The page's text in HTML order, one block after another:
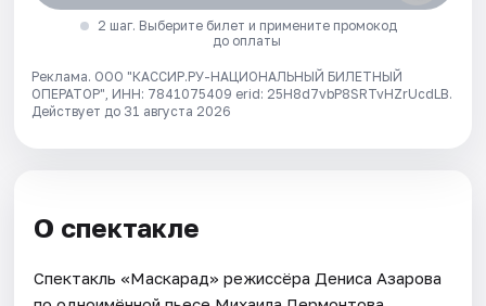
2 шаг. Выберите билет и примените промокод
до оплаты
Реклама. ООО "КАССИР.РУ-НАЦИОНАЛЬНЫЙ БИЛЕТНЫЙ
ОПЕРАТОР", ИНН: 7841075409 erid: 25H8d7vbP8SRTvHZrUcdLB.
Действует до 31 августа 2026
О спектакле
Спектакль «Маскарад» режиссёра Дениса Азарова